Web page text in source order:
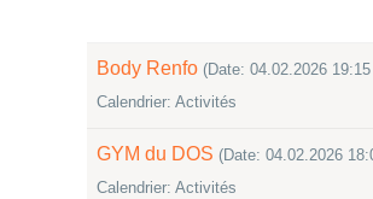
Body Renfo (Date: 04.02.2026
Calendrier: Activités
GYM du DOS (Date: 04.02.2026
Calendrier: Activités